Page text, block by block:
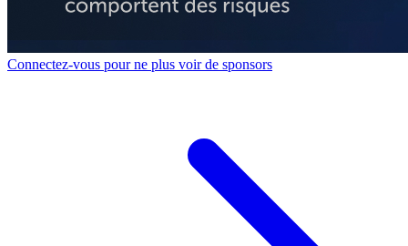
Connectez-vous pour ne plus voir de sponsors